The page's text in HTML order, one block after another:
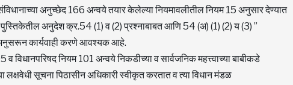
अनुच्छेद 166 अन्वये तयार केलेल्या नियमावलीतील नियम 15 अनुसार देण्यात
अनुदेश क्र.54 (1) व (2) प्रश्नाबाबत आणि 54 (अ) (1) (2) य (3) ”
अनुसरून कार्यवाही करणे आवश्यक आहे.
व विधानपरिषद नियम 101 अन्वये निकडीच्या व सार्वजनिक महत्त्वाच्या बाबीकडे
लक्षवेधी सूचना पिठासीन अधिकारी स्वीकृत करतात व त्या विधान मंडळ